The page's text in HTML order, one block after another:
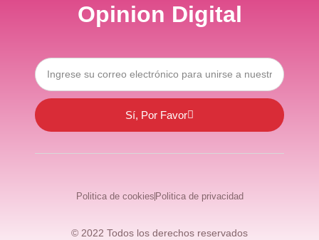
Opinion Digital
Sí, Por Favor
Politica de cookies Politica de privacidad
© 2022 Todos los derechos reservados